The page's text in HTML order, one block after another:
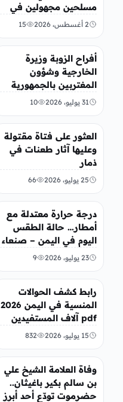
مسلحين مجهولين في
مديرية العبر
2 أغسطس، 2026 15
أخبار محلية
أفراح الزوبة وزيرة
الخارجية وشؤون
المغتربين بالجمهورية
اليمنية
31 يوليو، 2026 10
أخبار محلية
العثور على فتاة مقتولة
وعليها آثار طعنات في
ذمار
25 يوليو، 2026 66
أخبار محلية
درجة حرارة معتدلة مع
أمطار… حالة الطقس
اليوم في اليمن – صنعاء
23 يوليو، 2026 9
أخبار محلية
رابط كشف الحوالات
المنسية في اليمن 2026
pdf آلاف المستفيدين
ينتظرون استلام أموالهم
15 يوليو، 2026 832
أخبار محلية
وفاة العلامة الشيخ علي
بن سالم بكير باغيثان..
حضرموت تودّع أحد أبرز